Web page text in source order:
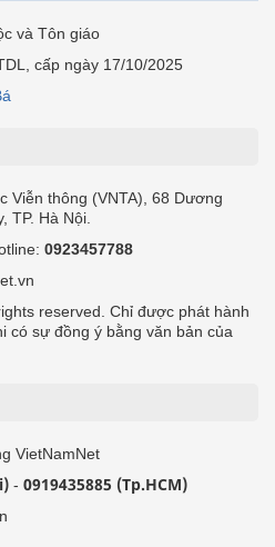
và Tôn giáo
cấp ngày 17/10/2025
Viễn thông (VNTA), 68 Dương
TP. Hà Nội.
0923457788
reserved. Chỉ được phát hành
có sự đồng ý bằng văn bản của
VietNamNet
- 0919435885 (Tp.HCM)